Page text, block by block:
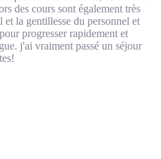
des cours sont également très
la gentillesse du personnel et
progresser rapidement et
j'ai vraiment passé un séjour